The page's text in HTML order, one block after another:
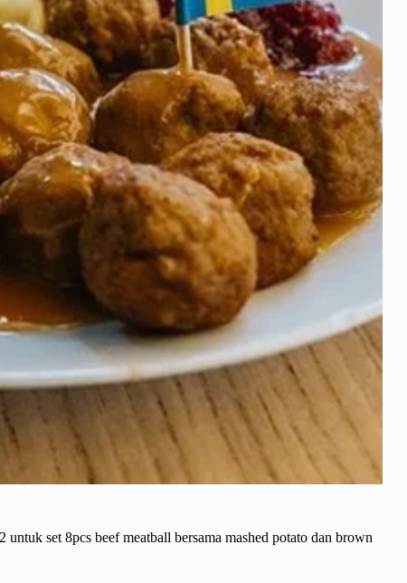
set 8pcs beef meatball bersama mashed potato dan brown